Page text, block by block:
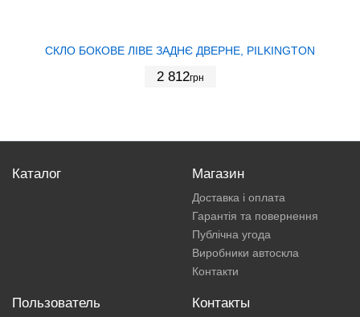
СКЛО БОКОВЕ ЛІВЕ ЗАДНЄ ДВЕРНЕ, PILKINGTON
2 812грн
Каталог Магазин
Доставка і оплата
Гарантія та повернення
Публічна угода
Виробники автоскла
Контакти
Пользователь Контакты